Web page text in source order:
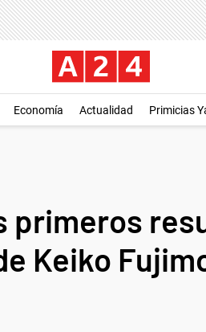
Economía Actualidad Primicias
primeros
Keiko